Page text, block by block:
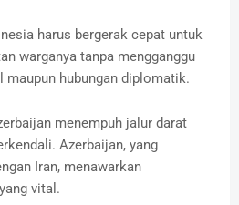
harus bergerak cepat untuk
warganya tanpa mengganggu
hubungan diplomatik.
menempuh jalur darat
Azerbaijan, yang
Iran, menawarkan
vital.